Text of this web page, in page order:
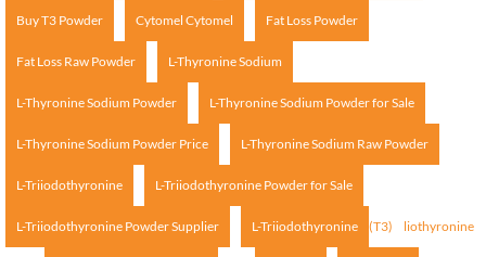
Buy T3 Powder Cytomel Cytomel Fat Loss Powder
Fat Loss Raw Powder L-Thyronine Sodium
L-Thyronine Sodium Powder L-Thyronine Sodium Powder for Sale
L-Thyronine Sodium Powder Price L-Thyronine Sodium Raw Powder
L-Triiodothyronine L-Triiodothyronine Powder for Sale
L-Triiodothyronine Powder Supplier L-Triiodothyronine (T3) liothyronine